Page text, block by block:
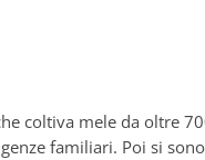
coltiva mele da oltre
familiari. Poi si